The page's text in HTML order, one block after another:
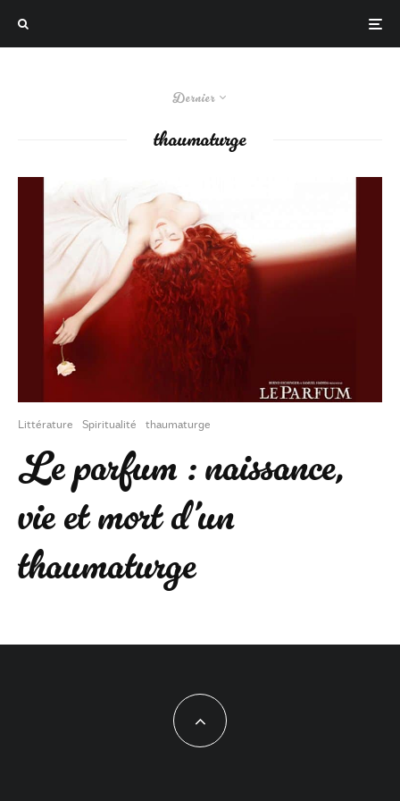
Dernier
thaumaturge
Littérature Spiritualité thaumaturge
Le parfum : naissance,
vie et mort d’un
thaumaturge